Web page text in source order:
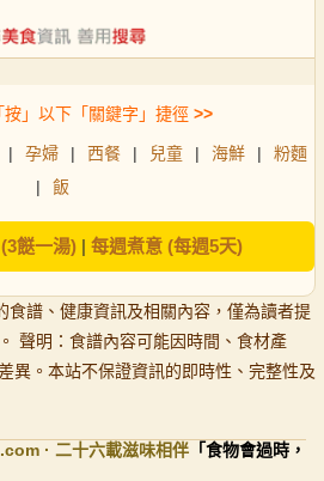
」以下「關鍵字」捷徑 >>
| 孕婦 | 西餐 | 兒童 | 海鮮 |
粉麵
|
飯
餸一湯)| 每週煮意 (每週5天)
食譜、健康資訊及相關內容，僅為讀者提
聲明：食譜內容可能因時間、食材產
異。本站不保證資訊的即時性、完整性及
.com · 二十六載滋味相伴 「食物會過時，